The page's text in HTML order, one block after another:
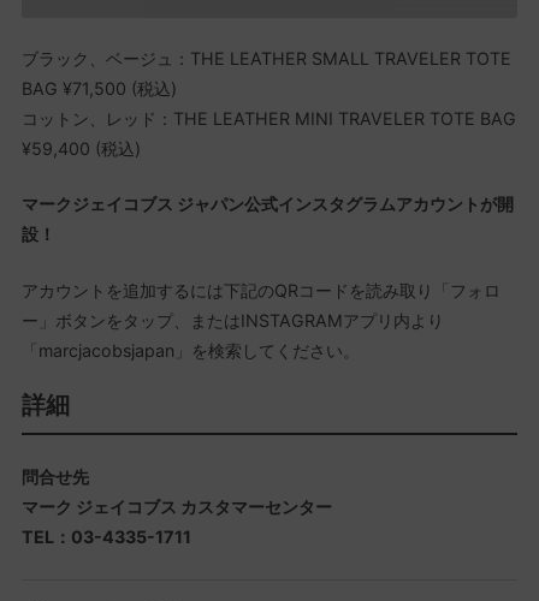
ブラック、ベージュ：THE LEATHER SMALL TRAVELER TOTE
BAG ¥71,500 (税込)
コットン、レッド：THE LEATHER MINI TRAVELER TOTE BAG
¥59,400 (税込)
マークジェイコブス ジャパン公式インスタグラムアカウントが開
設！
アカウントを追加するには下記のQRコードを読み取り「フォロ
ー」ボタンをタップ、またはINSTAGRAMアプリ内より
「marcjacobsjapan」を検索してください。
詳細
問合せ先
マーク ジェイコブス カスタマーセンター
TEL：03-4335-1711